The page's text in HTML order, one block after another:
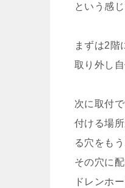
という感
まずは2階
取り外し
次に取付で
付ける場
る穴をも
その穴に
ドレンホ